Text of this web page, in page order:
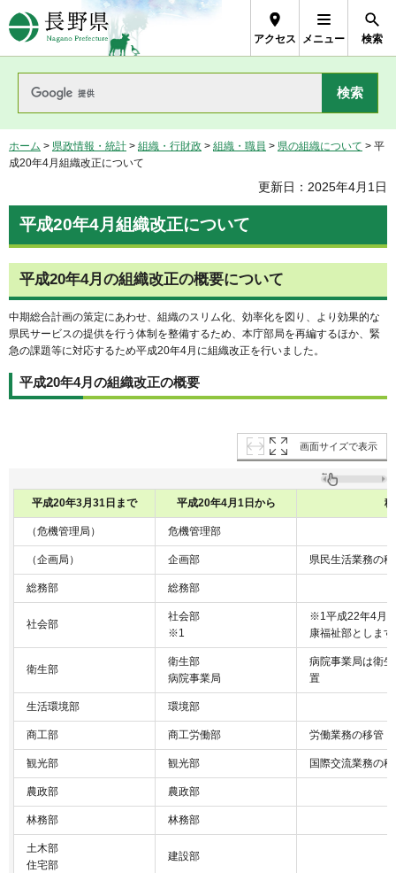
長野県Nagano Prefecture
アクセス メニュー 検索
ホーム > 県政情報・統計 > 組織・行財政 > 組織・職員 > 県の組織について > 平
成20年4月組織改正について
更新日：2025年4月1日
平成20年4月組織改正について
平成20年4月の組織改正の概要について
中期総合計画の策定にあわせ、組織のスリム化、効率化を図り、より効果的な
県民サービスの提供を行う体制を整備するため、本庁部局を再編するほか、緊
急の課題等に対応するため平成20年4月に組織改正を行いました。
平成20年4月の組織改正の概要
画面サイズで表示
平成20年3月31日まで 平成20年4月1日から
（危機管理局） 危機管理部
（企画局） 企画部 県民生活業務の
総務部 総務部
社会部
社会部
※1
※1平成22年4月
康福祉部としま
衛生部
衛生部
病院事業局
病院事業局は衛
置
生活環境部 環境部
商工部 商工労働部 労働業務の移管
観光部 観光部 国際交流業務の
農政部 農政部
林務部 林務部
土木部
住宅部
建設部